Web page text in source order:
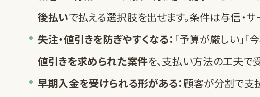
後払いで払える選択肢を出せます。条件は与信・サ
失注・値引きを防ぎやすくなる： 「予算が厳しい」
値引きを求められた案件を、支払い方法の工夫で
早期入金を受けられる形がある：顧客が分割で支